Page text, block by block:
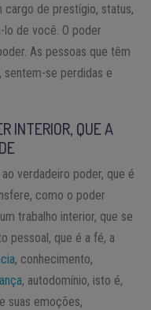
de prestígio, status,
lo de você. O poder
As pessoas que têm
se perdidas e
INTERIOR, QUE A
verdadeiro poder, que é
como o poder
trabalho interior, que se
pessoal, que é a fé, a
, conhecimento,
, autodomínio, isto é,
suas emoções,